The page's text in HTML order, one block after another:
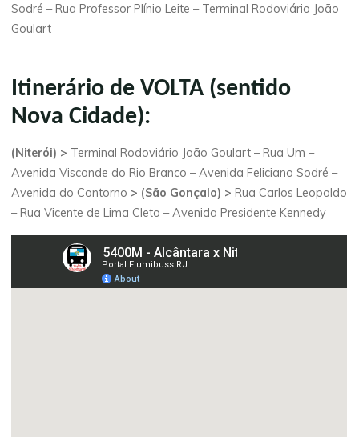
Sodré – Rua Professor Plínio Leite – Terminal Rodoviário João
Goulart
Itinerário de VOLTA (sentido
Nova Cidade):
(Niterói) > Terminal Rodoviário João Goulart – Rua Um –
Avenida Visconde do Rio Branco – Avenida Feliciano Sodré –
Avenida do Contorno > (São Gonçalo) > Rua Carlos Leopoldo
– Rua Vicente de Lima Cleto – Avenida Presidente Kennedy